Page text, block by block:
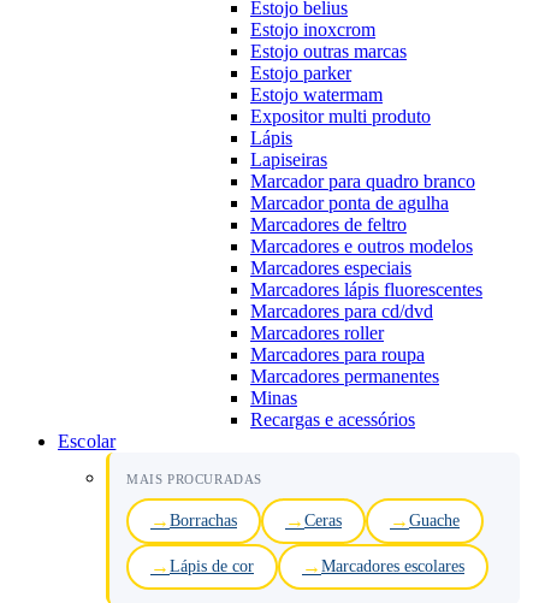
Estojo belius
Estojo inoxcrom
Estojo outras marcas
Estojo parker
Estojo watermam
Expositor multi produto
Lápis
Lapiseiras
Marcador para quadro branco
Marcador ponta de agulha
Marcadores de feltro
Marcadores e outros modelos
Marcadores especiais
Marcadores lápis fluorescentes
Marcadores para cd/dvd
Marcadores roller
Marcadores para roupa
Marcadores permanentes
Minas
Recargas e acessórios
Escolar
MAIS PROCURADAS
Borrachas Ceras Guache
Lápis de cor Marcadores escolares